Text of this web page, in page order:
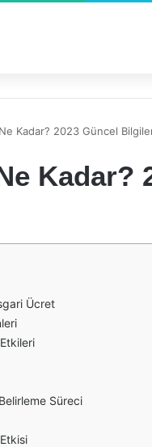
Kadar? 2023 Güncel
Kadar?
Ücret
Süreci